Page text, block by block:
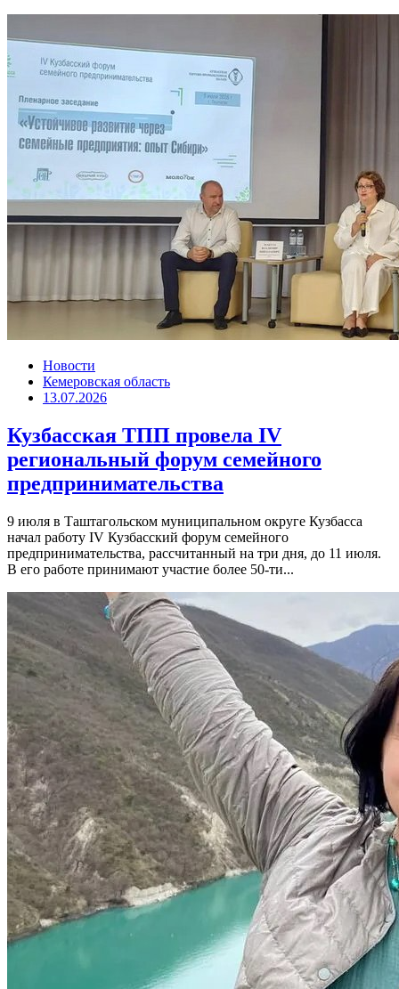
Новости
Кемеровская область
13.07.2026
Кузбасская ТПП провела IV
региональный форум семейного
предпринимательства
9 июля в Таштагольском муниципальном округе Кузбасса
начал работу IV Кузбасский форум семейного
предпринимательства, рассчитанный на три дня, до 11 июля.
В его работе принимают участие более 50-ти...